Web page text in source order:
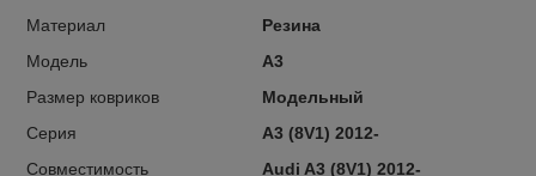
Материал
Резина
Модель
A3
Размер ковриков
Модельный
Серия
A3 (8V1) 2012-
Совместимость
Audi A3 (8V1) 2012-